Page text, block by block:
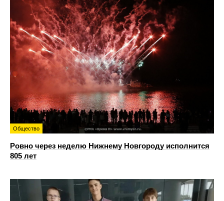
Общество
Ровно через неделю Нижнему Новгороду исполнится
805 лет